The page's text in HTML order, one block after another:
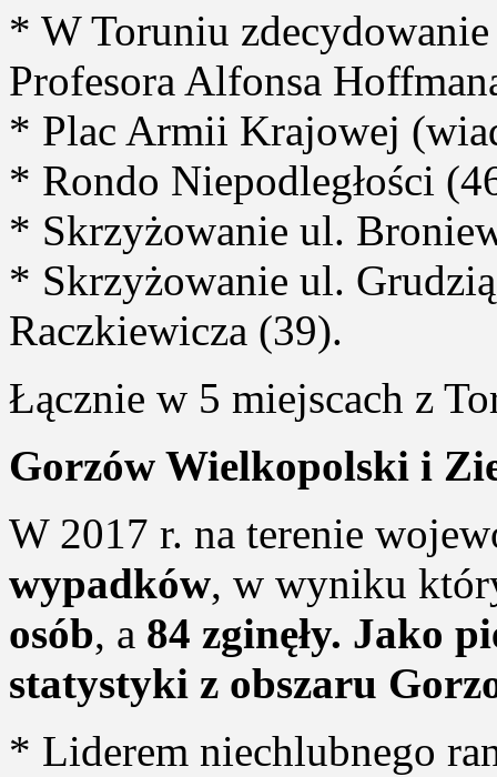
* W Toruniu
Profesora Alfonsa
* Plac Armii Krajowej
* Rondo Niepodległości
* Skrzyżowanie ul.
* Skrzyżowanie ul.
Raczkiewicza (39).
Łącznie w 5 miejscach z
Gorzów Wielkopolski i
W 2017 r. na terenie
wypadków, w wyniku
osób, a 84 zginęły. Jako
statystyki z obszaru
* Liderem niechlubnego